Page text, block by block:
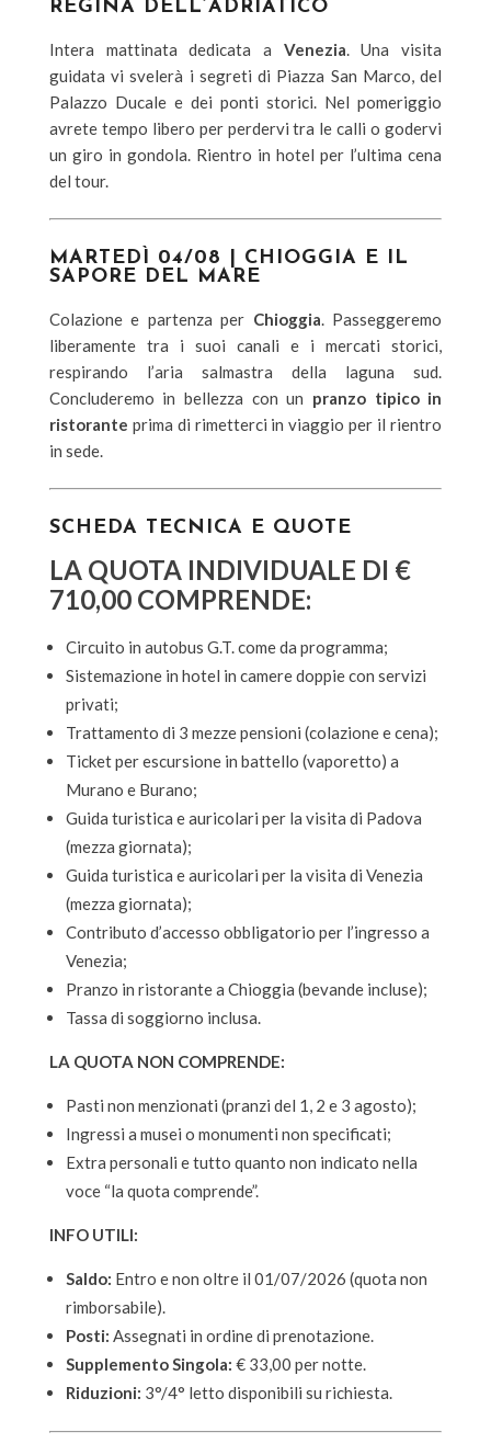
REGINA DELL’ADRIATICO
Intera mattinata dedicata a Venezia . Una visita
guidata vi svelerà i segreti di Piazza San Marco, del
Palazzo Ducale e dei ponti storici. Nel pomeriggio
avrete tempo libero per perdervi tra le calli o godervi
un giro in gondola. Rientro in hotel per l’ultima cena
del tour.
MARTEDÌ 04/08 | CHIOGGIA E IL
SAPORE DEL MARE
Colazione e partenza per Chioggia . Passeggeremo
liberamente tra i suoi canali e i mercati storici,
respirando l’aria salmastra della laguna sud.
Concluderemo in bellezza con un pranzo tipico in
ristorante prima di rimetterci in viaggio per il rientro
in sede.
SCHEDA TECNICA E QUOTE
LA QUOTA INDIVIDUALE DI €
710,00 COMPRENDE:
Circuito in autobus G.T. come da programma;
Sistemazione in hotel in camere doppie con servizi
privati;
Trattamento di 3 mezze pensioni (colazione e cena);
Ticket per escursione in battello (vaporetto) a
Murano e Burano;
Guida turistica e auricolari per la visita di Padova
(mezza giornata);
Guida turistica e auricolari per la visita di Venezia
(mezza giornata);
Contributo d’accesso obbligatorio per l’ingresso a
Venezia;
Pranzo in ristorante a Chioggia (bevande incluse);
Tassa di soggiorno inclusa.
LA QUOTA NON COMPRENDE:
Pasti non menzionati (pranzi del 1, 2 e 3 agosto);
Ingressi a musei o monumenti non specificati;
Extra personali e tutto quanto non indicato nella
voce “la quota comprende”.
INFO UTILI:
Saldo: Entro e non oltre il 01/07/2026 (quota non
rimborsabile).
Posti: Assegnati in ordine di prenotazione.
Supplemento Singola: € 33,00 per notte.
Riduzioni: 3°/4° letto disponibili su richiesta.